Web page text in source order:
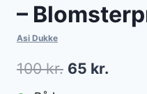
–
Asi Dukke
100kr. Den
65 kr.